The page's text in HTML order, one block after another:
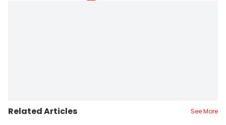
Related Articles See More